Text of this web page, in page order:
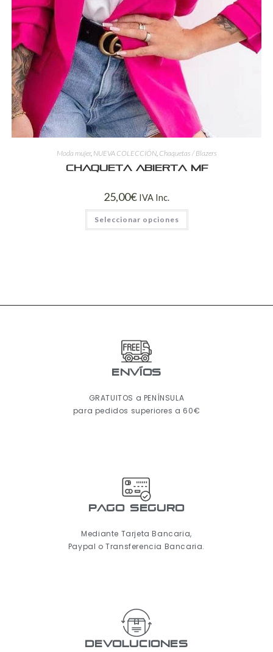
Moda mujer, NUEVA COLECCIÓN, Chaquetas / Blazers
Chaqueta Abierta MF
25,00€ IVA Inc.
Seleccionar opciones
ENVÍOS
GRATUITOS a PENÍNSULA
para pedidos superiores a 60€
pago seguro
Mediante Tarjeta Bancaria,
Paypal o Transferencia Bancaria.
Devoluciones